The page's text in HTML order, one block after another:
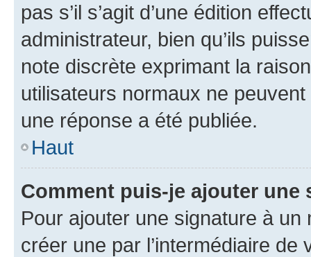
pas s’il s’agit d’une édition
administrateur, bien qu’ils
note discrète exprimant la
utilisateurs normaux ne
une réponse a été publiée.
Haut
Comment puis-je ajouter une
Pour ajouter une signature à un
créer une par l’intermédiaire